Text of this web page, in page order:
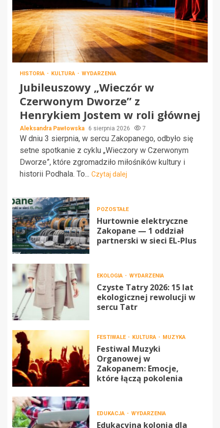
HISTORIA KULTURA WYDARZENIA
Jubileuszowy „Wieczór w
Czerwonym Dworze” z
Henrykiem Jostem w roli głównej
Aleksandra Pawłowska 6 sierpnia 2026 7
W dniu 3 sierpnia, w sercu Zakopanego, odbyło się
setne spotkanie z cyklu „Wieczory w Czerwonym
Dworze”, które zgromadziło miłośników kultury i
historii Podhala. To... Czytaj dalej
POZOSTAŁE
Hurtownie elektryczne
Zakopane — 1 oddział
partnerski w sieci EL-Plus
EKOLOGIA WYDARZENIA
Czyste Tatry 2026: 15 lat
ekologicznej rewolucji w
sercu Tatr
FESTIWALE KULTURA MUZYKA
Festiwal Muzyki
Organowej w
Zakopanem: Emocje,
które łączą pokolenia
EDUKACJA WYDARZENIA
Edukacyjna kolonia dla